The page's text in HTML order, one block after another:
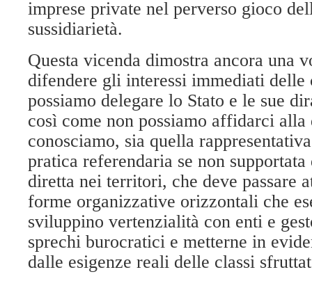
imprese private nel perverso gioco
sussidiarietà.
Questa vicenda dimostra ancora una
difendere gli interessi immediati delle
possiamo delegare lo Stato e le sue
così come non possiamo affidarci
conosciamo, sia quella
pratica referendaria se non
diretta nei territori, che deve passare
forme organizzative orizzontali che
sviluppino vertenzialità con enti e
sprechi burocratici e metterne in
dalle esigenze reali delle classi